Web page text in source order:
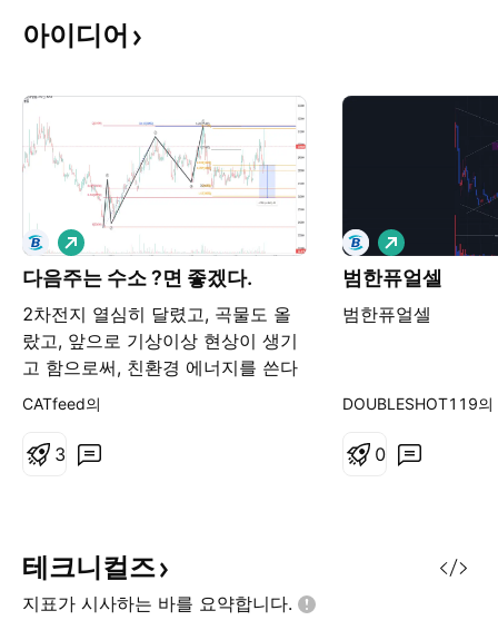
아이디어
다음주는 수소 ?면 좋겠다.
2차전지 열심히 달렸고, 곡물도 올
랐고, 앞으로 기상이상 현상이 생기
고 함으로써, 친환경 에너지를 쓴다
했을때, 수소분야도 효율적이지는
튜브를 봐서 찾아보게 되었지만, 자
회사가 이엠코리아 이다. 그렇다면
다양한 사업을 하더라도 수소부분이
부각된다면 오를수 있는 가능성이
롱
CATfeed의
3
범한퓨얼셀
범한퓨얼셀
롱
DOUBLESHOT119의
0
테크니컬즈
지표가 시사하는 바를 요약합니다.